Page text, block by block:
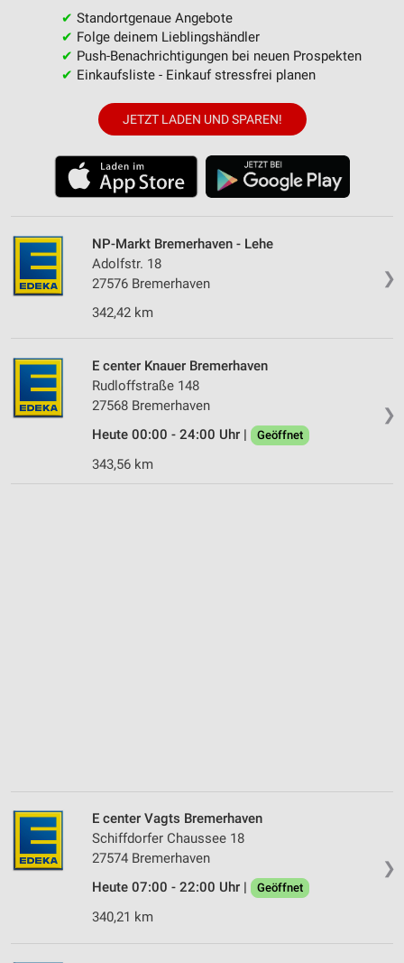
✔ Standortgenaue Angebote
✔ Folge deinem Lieblingshändler
✔ Push-Benachrichtigungen bei neuen Prospekten
✔ Einkaufsliste - Einkauf stressfrei planen
JETZT LADEN UND SPAREN!
❯
NP-Markt Bremerhaven - Lehe
Adolfstr. 18
27576 Bremerhaven
342,42 km
❯
E center Knauer Bremerhaven
Rudloffstraße 148
27568 Bremerhaven
Heute 00:00 - 24:00 Uhr |
Geöffnet
343,56 km
❯
E center Vagts Bremerhaven
Schiffdorfer Chaussee 18
27574 Bremerhaven
Heute 07:00 - 22:00 Uhr |
Geöffnet
340,21 km